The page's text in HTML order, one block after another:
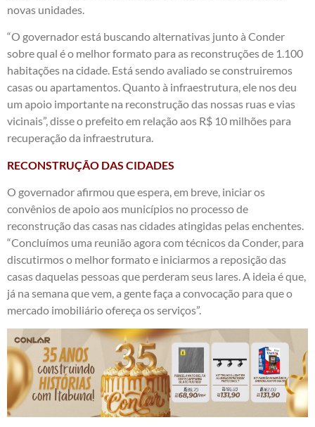
novas unidades.
“O governador está buscando alternativas junto à Conder
sobre qual é o melhor formato para as reconstruções de 1.100
habitações na cidade. Está sendo avaliado se construiremos
casas ou apartamentos. Quanto à infraestrutura, ele nos deu
um apoio importante na reconstrução das nossas ruas e vias
vicinais”, disse o prefeito em relação aos R$ 10 milhões para
recuperação da infraestrutura.
RECONSTRUÇÃO DAS CIDADES
O governador afirmou que espera, em breve, iniciar os
convênios de apoio aos municípios no processo de
reconstrução das casas nas cidades atingidas pelas enchentes.
“Concluímos uma reunião agora com técnicos da Conder, para
discutirmos o melhor formato e iniciarmos a reposição das
casas daquelas pessoas que perderam seus lares. A ideia é que,
já na semana que vem, a gente faça a convocação para que o
mercado imobiliário ofereça os serviços”.